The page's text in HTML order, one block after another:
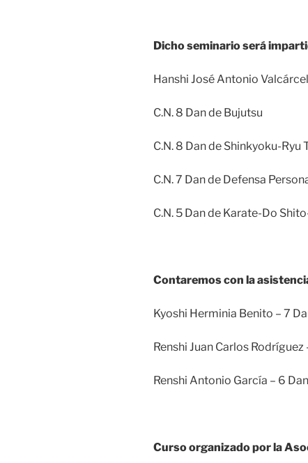
Dicho seminario será
Hanshi José Antonio
C.N. 8 Dan de Bujutsu
C.N. 8 Dan de Shinkyoku-Ryu
C.N. 7 Dan de Defensa
C.N. 5 Dan de Karate-Do
Contaremos con la
Kyoshi Herminia Benito – 7
Renshi Juan Carlos
Renshi Antonio García – 6
Curso organizado por la